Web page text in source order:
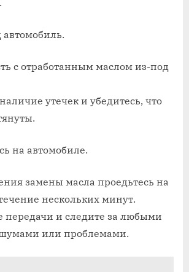
автомобиль.
с отработанным маслом из-под
утечек и убедитесь, что
на автомобиле.
замены масла проедьтесь на
нескольких минут.
передачи и следите за любыми
или проблемами.